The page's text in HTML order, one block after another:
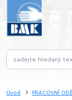
Úvod PRACOVNÍ